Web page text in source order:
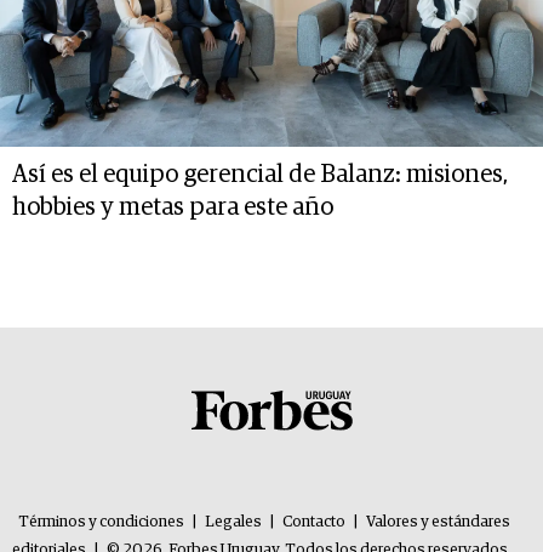
Así es el equipo gerencial de Balanz: misiones,
hobbies y metas para este año
Términos y condiciones Legales Contacto
Valores y estándares